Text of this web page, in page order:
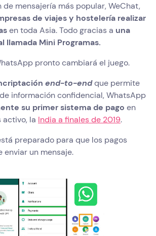
mensajería más popular, WeChat,
de viajes y hostelería realizar
en toda Asia. Todo gracias a una
llamada Mini Programas.
pronto cambiará el juego.
end-to-endque permite
información confidencial, WhatsApp
su primer sistema de pago en
activo, la India a finales de 2019.
preparado para que los pagos
enviar un mensaje.